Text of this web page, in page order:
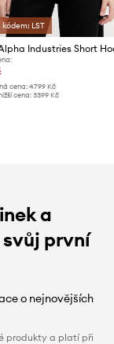
kódem: LST
cena: 4799 Kč
cena: 3399 Kč
a
první
o nejnovějších
produkty a platí při